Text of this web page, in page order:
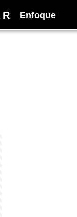
R Enfoque